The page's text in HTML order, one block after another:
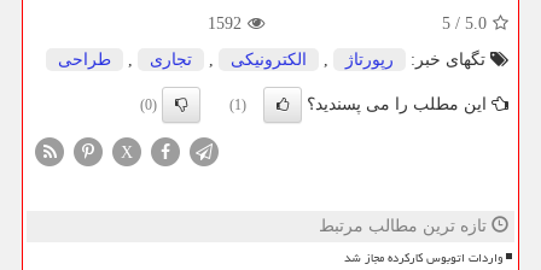
5.0
/
5
1592
تگهای خبر:
رپورتاژ , الكترونیكی , تجاری , طراحی
این مطلب را می پسندید؟ (1)
(0)
X
تازه ترین مطالب مرتبط
واردات اتوبوس کارکرده مجاز شد